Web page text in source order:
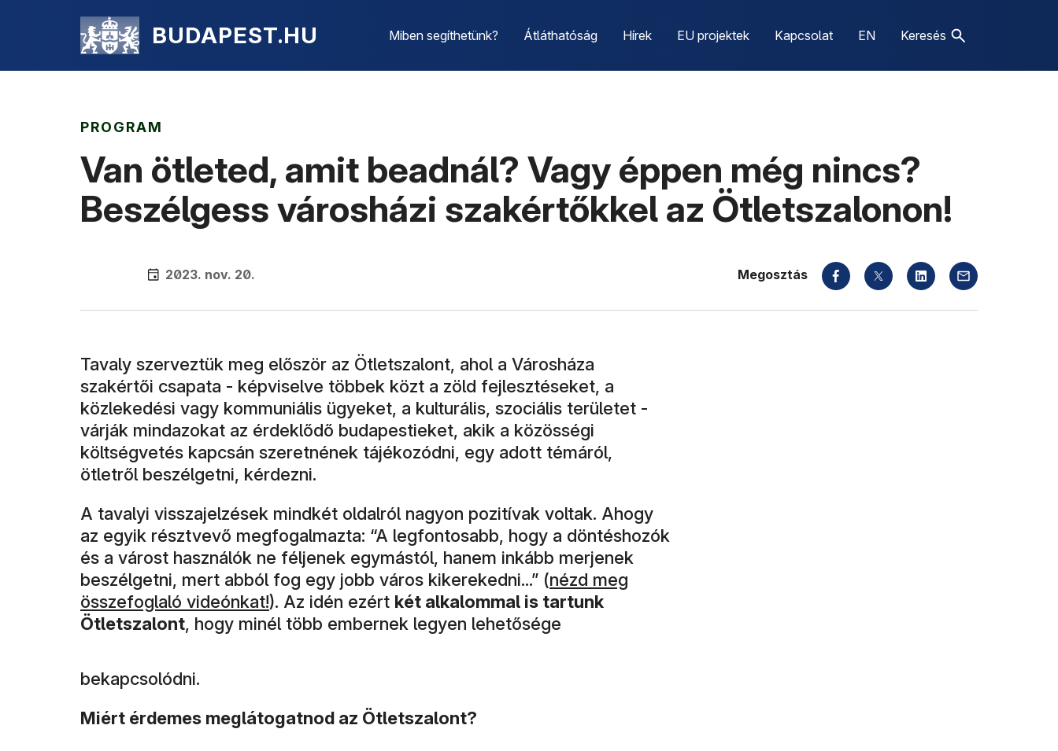
BUDAPEST.HU Miben segíthetünk? Átláthatóság Hírek EU projektek Kapcsolat EN Keresés
PROGRAM
Van ötleted, amit beadnál? Vagy éppen még nincs?
Beszélgess városházi szakértőkkel az Ötletszalonon!
2023. nov. 20. Megosztás
Tavaly szerveztük meg először az Ötletszalont, ahol a Városháza
szakértői csapata - képviselve többek közt a zöld fejlesztéseket, a
közlekedési vagy kommuniális ügyeket, a kulturális, szociális területet -
várják mindazokat az érdeklődő budapestieket, akik a közösségi
költségvetés kapcsán szeretnének tájékozódni, egy adott témáról,
ötletről beszélgetni, kérdezni.
A tavalyi visszajelzések mindkét oldalról nagyon pozitívak voltak. Ahogy
az egyik résztvevő megfogalmazta: “A legfontosabb, hogy a döntéshozók
és a várost használók ne féljenek egymástól, hanem inkább merjenek
beszélgetni, mert abból fog egy jobb város kikerekedni...” ((új ablakban nyílik meg)
nézd meg
összefoglaló videónkat!). Az idén ezért két alkalommal is tartunk
Ötletszalont, hogy minél több embernek legyen lehetősége
bekapcsolódni.
Miért érdemes meglátogatnod az Ötletszalont?